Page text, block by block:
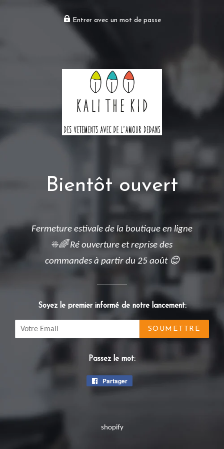
Entrer avec un mot de passe
Bientôt ouvert
Fermeture estivale de la boutique en ligne
☀️🌈 Ré ouverture et reprise des
commandes à partir du 25 août 😊
Soyez le premier informé de notre lancement:
Email
Passez le mot:
Partager
shopify